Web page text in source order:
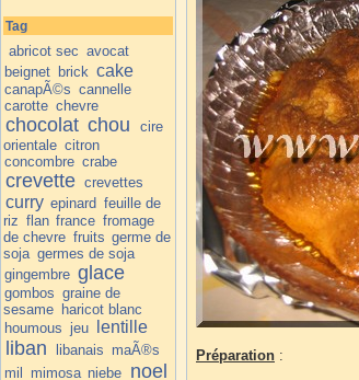
Tag
abricot sec avocat
beignet brick cake
canapÃ©s cannelle
carotte chevre
chocolat chou
cire
orientale citron
concombre crabe
crevette crevettes
curry epinard feuille de
riz flan france fromage
de chevre fruits germe de
soja germes de soja
gingembre glace
gombos graine de
sesame haricot blanc
houmous jeu lentille
liban libanais maÃ®s
mil mimosa niebe noel
Préparation :